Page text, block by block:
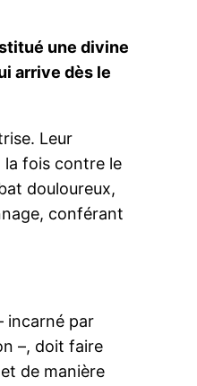
une divine
arrive dès le
Leur
la fois contre le
douloureux,
conférant
incarné par
–, doit faire
de manière